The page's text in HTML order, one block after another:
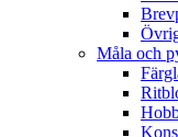
Måla och